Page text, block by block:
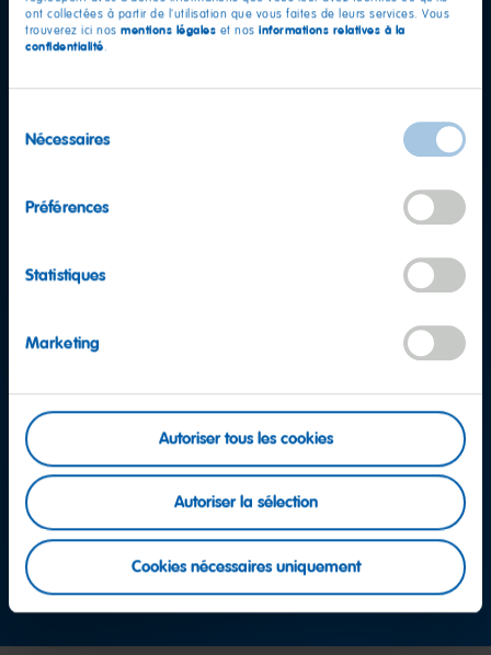
ont collectées à partir de l'utilisation que vous faites de leurs services. Vous
trouverez ici nos mentions légales et nos informations relatives à la
confidentialité.
duNécessaires
Préférences
Statistiques
Marketing
Autoriser tous les cookies
Autoriser la sélection
Cookies nécessaires uniquement
D'autres questions ?
Prendre contact